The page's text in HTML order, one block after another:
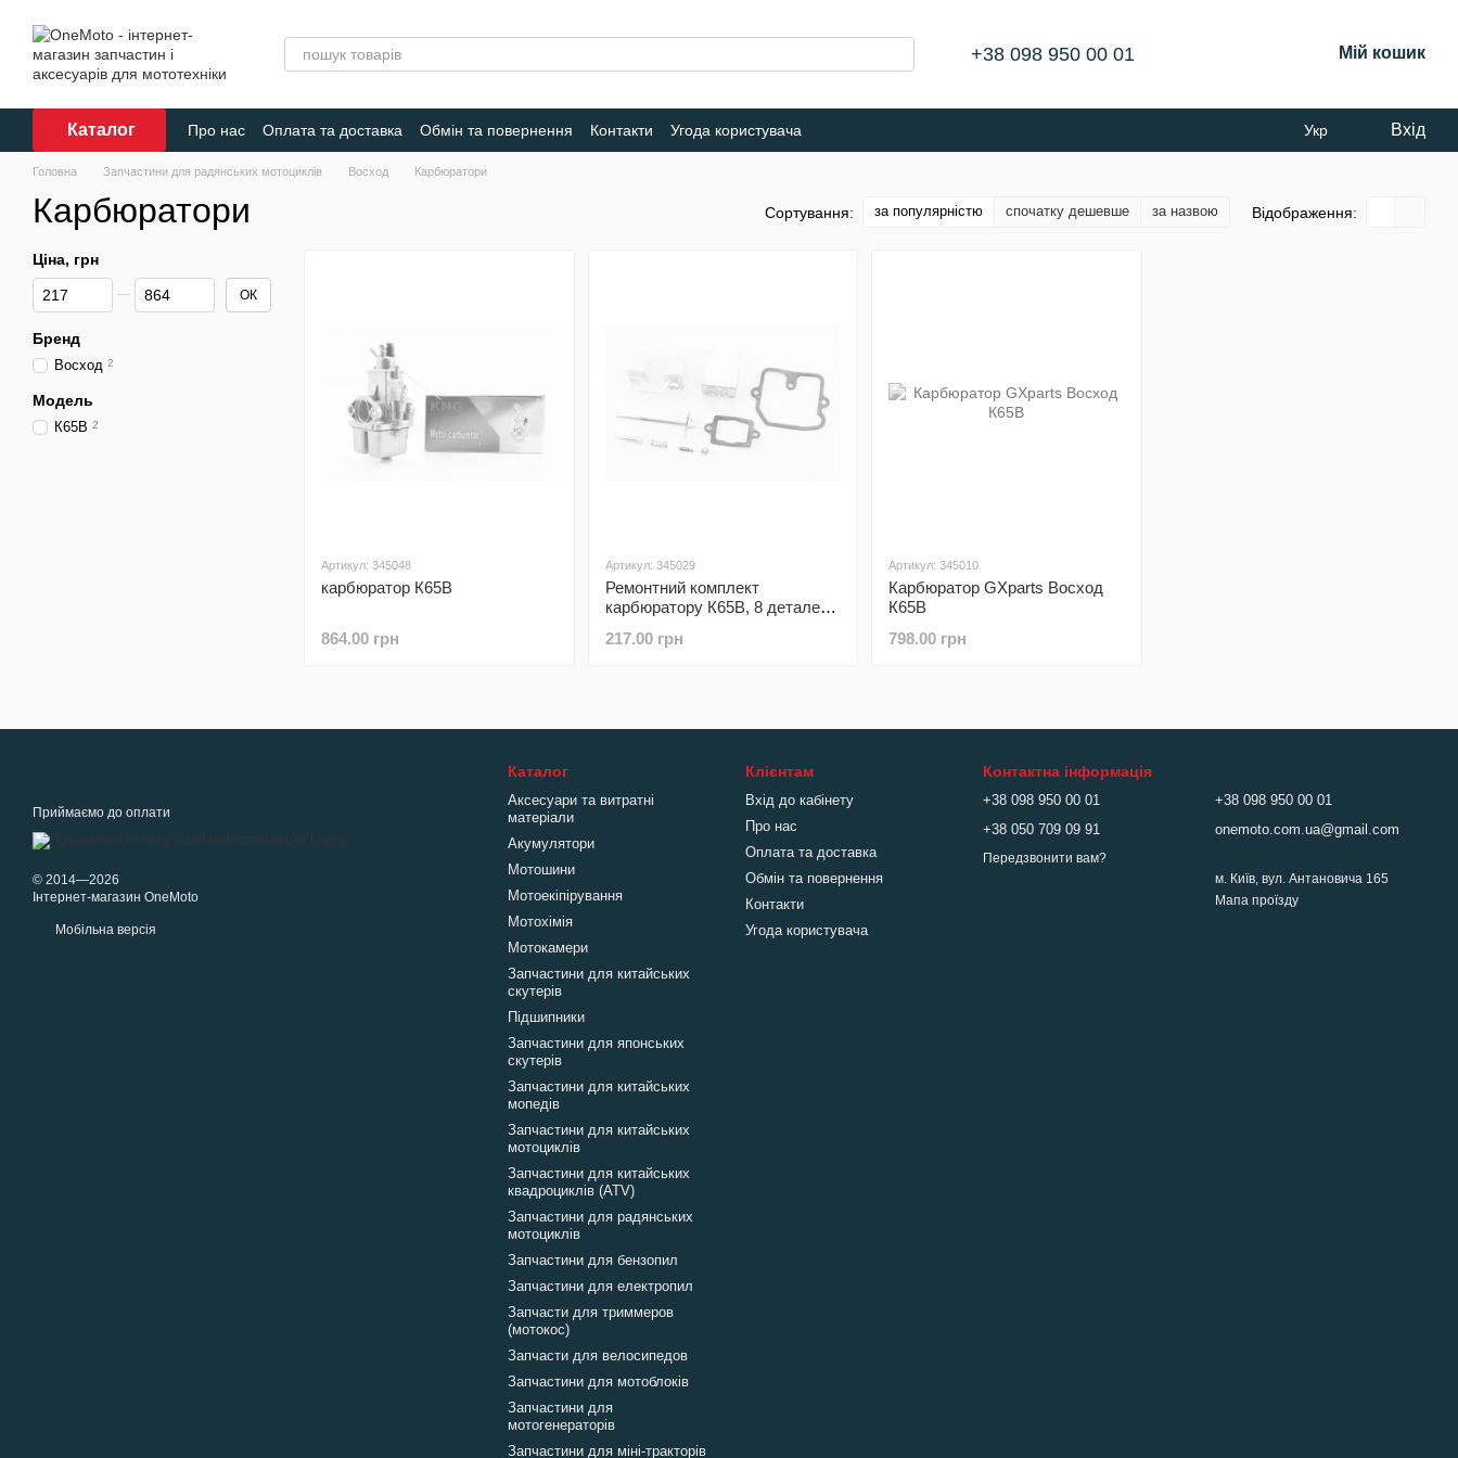
+38 098 950 00 01 Мій кошик
Каталог Про нас Оплата та доставка Обмін та повернення Контакти Угода користувача Укр Вхід
Головна Запчастини для радянських мотоциклів Восход Карбюратори
Карбюратори Сортування: за популярністю спочатку дешевше за назвою Відображення:
Артикул: 345048
карбюратор К65В
864.00 грн
Артикул: 345029
Ремонтний комплект
карбюратору К65В, 8 деталей
217.00 грн
Артикул: 345010
Карбюратор GXparts Восход
К65В
798.00 грн
Ціна, грн
Від Ціна, грн
До Ціна, грн ОК
Бренд
Восход 2
Модель
К65В 2
Приймаємо до оплати
© 2014—2026
Інтернет-магазин OneMoto
Мобільна версія
Каталог
Аксесуари та витратні
матеріали
Акумулятори
Мотошини
Мотоекіпірування
Мотохімія
Мотокамери
Запчастини для китайських
скутерів
Підшипники
Запчастини для японських
скутерів
Запчастини для китайських
мопедів
Запчастини для китайських
мотоциклів
Запчастини для китайських
квадроциклів (ATV)
Запчастини для радянських
мотоциклів
Запчастини для бензопил
Запчастини для електропил
Запчасти для триммеров
(мотокос)
Запчасти для велосипедов
Запчастини для мотоблоків
Запчастини для
мотогенераторів
Запчастини для міні-тракторів
Клієнтам
Вхід до кабінету
Про нас
Оплата та доставка
Обмін та повернення
Контакти
Угода користувача
Контактна інформація
+38 098 950 00 01
+38 050 709 09 91
Передзвонити вам?
+38 098 950 00 01
onemoto.com.ua@gmail.com
м. Київ, вул. Антановича 165
Мапа проїзду